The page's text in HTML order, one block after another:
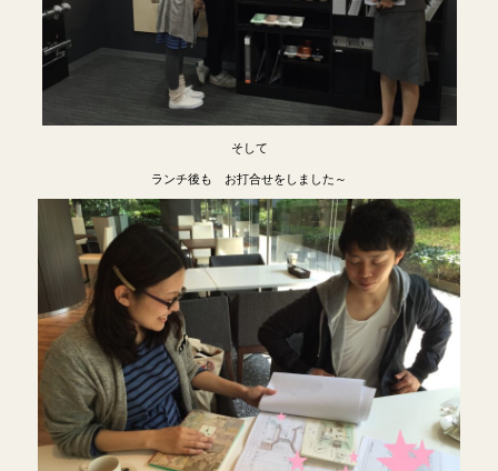
そして
ランチ後も お打合せをしました～